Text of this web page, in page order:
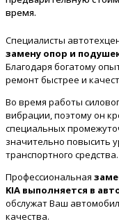
время.
Специалисты
замену опор и
Благодаря богатому
ремонт быстрее и
Во время работы
вибрации, поэтому он
специальных
значительно повысить
транспортного средства.
Профессиональная
KIA выполняется в
обслужат Ваш
качества.